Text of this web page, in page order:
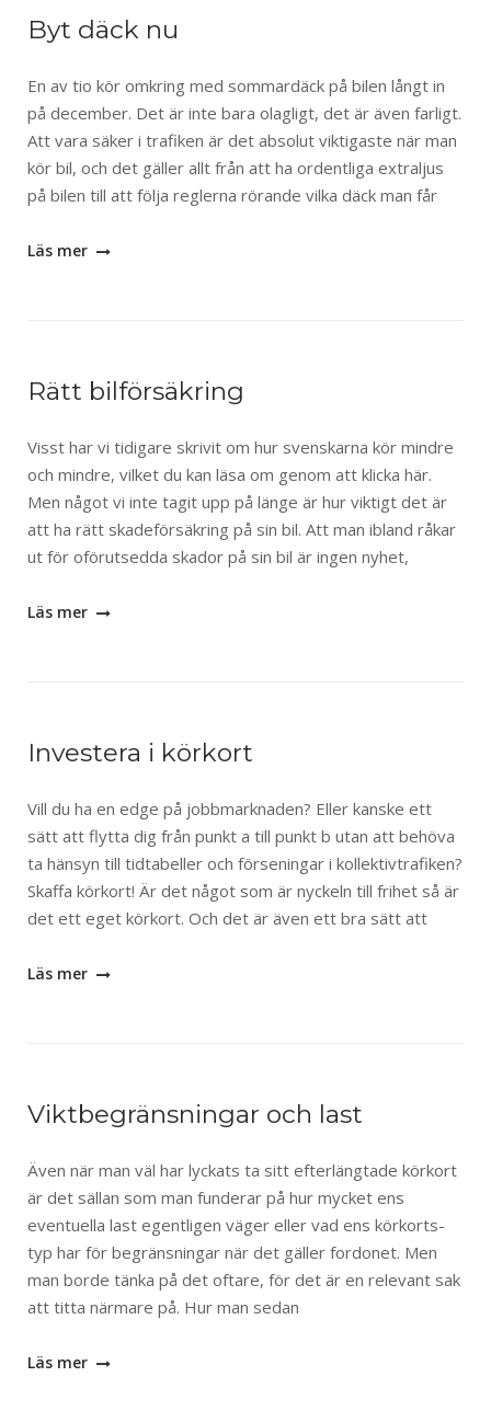
Byt däck nu
En av tio kör omkring med sommardäck på bilen långt in
på december. Det är inte bara olagligt, det är även farligt.
Att vara säker i trafiken är det absolut viktigaste när man
kör bil, och det gäller allt från att ha ordentliga extraljus
på bilen till att följa reglerna rörande vilka däck man får
Läs mer
Rätt bilförsäkring
Visst har vi tidigare skrivit om hur svenskarna kör mindre
och mindre, vilket du kan läsa om genom att klicka här.
Men något vi inte tagit upp på länge är hur viktigt det är
att ha rätt skadeförsäkring på sin bil. Att man ibland råkar
ut för oförutsedda skador på sin bil är ingen nyhet,
Läs mer
Investera i körkort
Vill du ha en edge på jobbmarknaden? Eller kanske ett
sätt att flytta dig från punkt a till punkt b utan att behöva
ta hänsyn till tidtabeller och förseningar i kollektivtrafiken?
Skaffa körkort! Är det något som är nyckeln till frihet så är
det ett eget körkort. Och det är även ett bra sätt att
Läs mer
Viktbegränsningar och last
Även när man väl har lyckats ta sitt efterlängtade körkort
är det sällan som man funderar på hur mycket ens
eventuella last egentligen väger eller vad ens körkorts-
typ har för begränsningar när det gäller fordonet. Men
man borde tänka på det oftare, för det är en relevant sak
att titta närmare på. Hur man sedan
Läs mer